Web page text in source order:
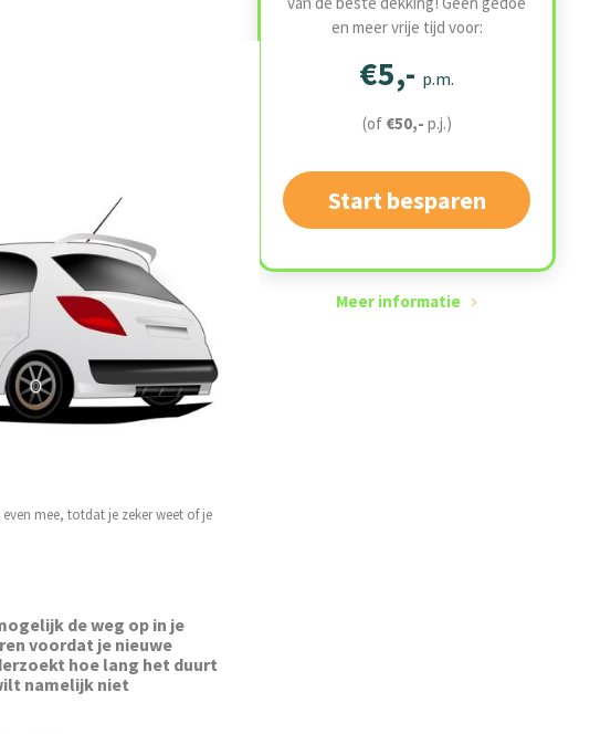
en meer vrije tijd voor:
€5,- p.m.
(of €50,- p.j.)
Start besparen
Meer informatie
mee, totdat je zeker weet of je
de weg op in je
voordat je nieuwe
hoe lang het duurt
namelijk niet